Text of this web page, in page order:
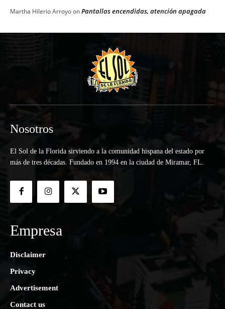
Martha Hilerio ArroyoonPantallas encendidas, atención apagada
Nosotros
El Sol de la Florida sirviendo a la comunidad hispana del estado por
más de tres décadas. Fundado en 1994 en la ciudad de Miramar, FL.
Empresa
Disclaimer
Privacy
Advertisement
Contact us